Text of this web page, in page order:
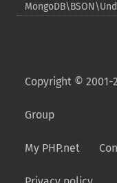
Copyright © 2001-
Group
My PHP.net